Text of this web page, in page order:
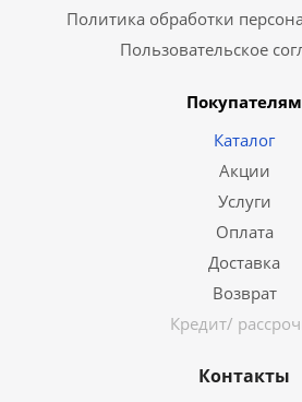
Политика обработки
Пользовательское
Покупателям
Каталог
Акции
Услуги
Оплата
Доставка
Возврат
Кредит/
Контакты